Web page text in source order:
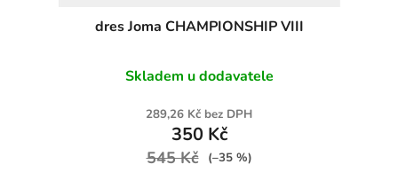
dres Joma CHAMPIONSHIP VIII
Skladem u dodavatele
289,26 Kč bez DPH
350 Kč
545 Kč (–35 %)